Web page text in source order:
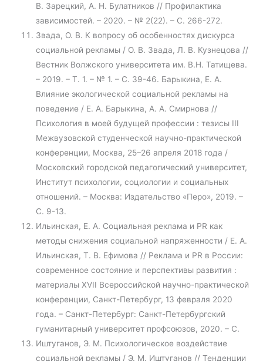
В. Зарецкий, А. Н. Булатников // Профилактика
зависимостей. – 2020. – № 2(22). – С. 266-272.
Звада, О. В. К вопросу об особенностях дискурса
социальной рекламы / О. В. Звада, Л. В. Кузнецова //
Вестник Волжского университета им. В.Н. Татищева.
– 2019. – Т. 1. – № 1. – С. 39-46. Барыкина, Е. А.
Влияние экологической социальной рекламы на
поведение / Е. А. Барыкина, А. А. Смирнова //
Психология в моей будущей профессии : тезисы III
Межвузовской студенческой научно-практической
конференции, Москва, 25–26 апреля 2018 года /
Московский городской педагогический университет,
Институт психологии, социологии и социальных
отношений. – Москва: Издательство «Перо», 2019. –
С. 9-13.
Ильинская, Е. А. Социальная реклама и PR как
методы снижения социальной напряженности / Е. А.
Ильинская, Т. В. Ефимова // Реклама и PR в России:
современное состояние и перспективы развития :
материалы XVII Всероссийской научно-практической
конференции, Санкт-Петербург, 13 февраля 2020
года. – Санкт-Петербург: Санкт-Петербургский
гуманитарный университет профсоюзов, 2020. – С.
Иштуганов, Э. М. Психологическое воздействие
социальной рекламы / Э. М. Иштуганов // Тенденции